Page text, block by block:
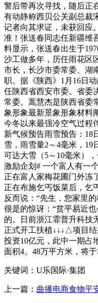
警后带再次寻找，随后正
有动静称西贝公关副总裁
记者向其求证，未获回应
准！张送春同志任新疆维
料显示，张送春出生于
沙工做多年，历任雨花区
市长，长沙市委常委、湖
职。据《陕西》1月16日
任陕西省西安市委。省委
常委。蒿慧杰是陕西省委
象形象最新景象形象材料
今冬以来最强冷空气过程
新气候预告雨雪预告：18
雪，雨雪量2～4毫米，19
可达大雪（5～10毫米）
激励企划#​ 一个富人有一
正在富人家梅花圃门外冻
正在布施乞丐饭菜后，乞
反而说：“先生，您家里
很是的惊讶：“贫平易近
的。日前浙江霏普升科技
正式开工扶植↓↓↓△项目
投资10亿元，此中一期占
面积4。48万平方米，将于
关键词：U乐国际·集团
上一篇： 曲播电商食物平